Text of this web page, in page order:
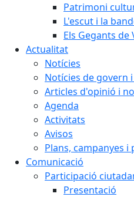
Patrimoni
L'escut i la
Els Gegants de
Actualitat
Notícies
Notícies de govern
Articles d'opinió i
Agenda
Activitats
Avisos
Plans, campanyes i
Comunicació
Participació
Presentació